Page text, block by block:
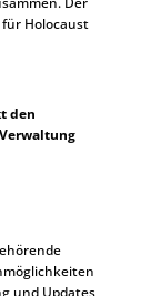
Holocaust
den
und Updates